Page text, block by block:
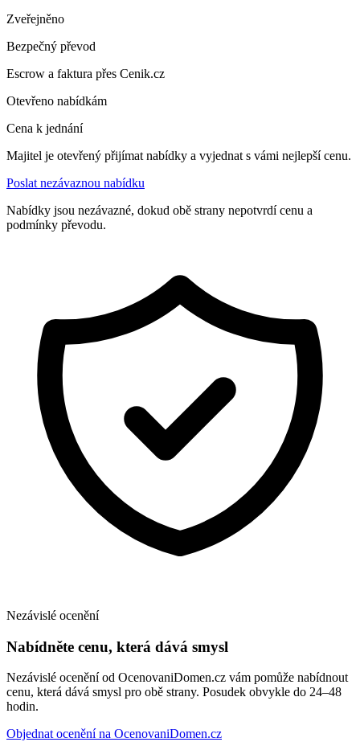
Zveřejněno
Bezpečný převod
Escrow a faktura přes Cenik.cz
Otevřeno nabídkám
Cena k jednání
Majitel je otevřený přijímat nabídky a vyjednat s vámi nejlepší cenu.
Poslat nezávaznou nabídku
Nabídky jsou nezávazné, dokud obě strany nepotvrdí cenu a
podmínky převodu.
Nezávislé ocenění
Nabídněte cenu, která dává smysl
Nezávislé ocenění od OcenovaniDomen.cz vám pomůže nabídnout
cenu, která dává smysl pro obě strany. Posudek obvykle do 24–48
hodin.
Objednat ocenění na OcenovaniDomen.cz